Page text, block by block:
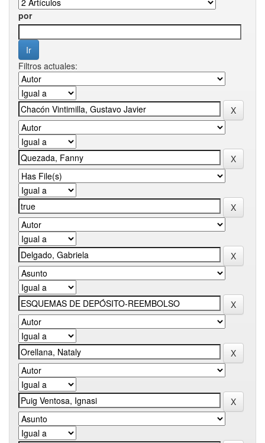
por
Filtros actuales: